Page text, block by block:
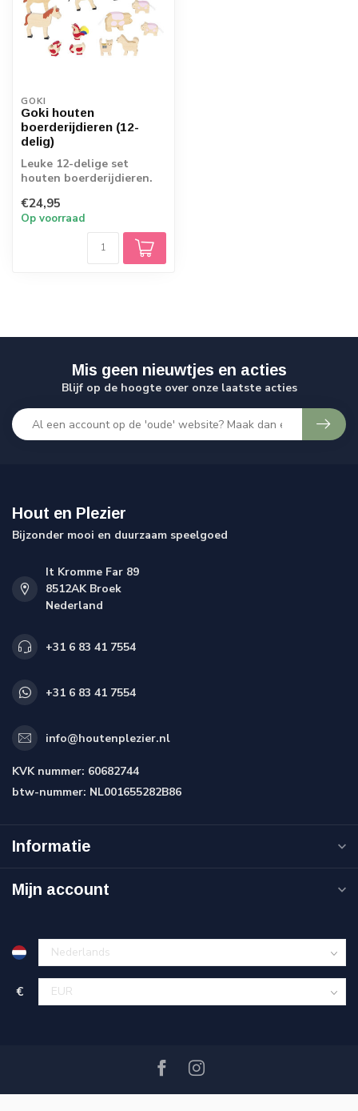
GOKI
Goki houten
boerderijdieren (12-
delig)
Leuke 12-delige set
houten boerderijdieren.
boerderij complee...
€24,95
Op voorraad
Mis geen nieuwtjes en acties
Blijf op de hoogte over onze laatste acties
Hout en Plezier
Bijzonder mooi en duurzaam speelgoed
It Kromme Far 89
8512AK Broek
Nederland
+31 6 83 41 7554
+31 6 83 41 7554
info@houtenplezier.nl
KVK nummer: 60682744
btw-nummer: NL001655282B86
Informatie
Mijn account
€